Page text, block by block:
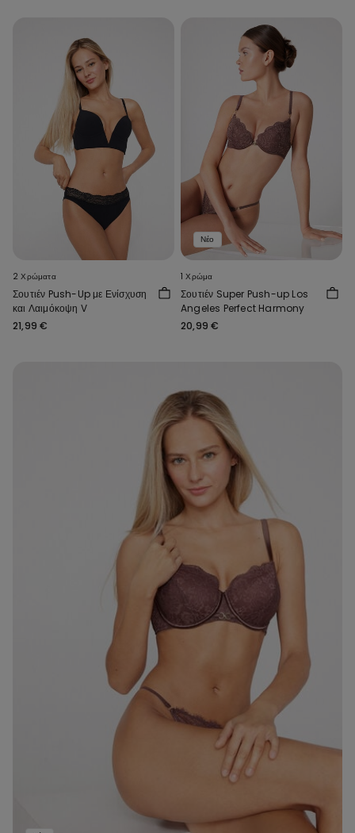
2 Χρώματα
Σουτιέν Push-Up με Ενίσχυση
και Λαιμόκοψη V
21,99 €
Νέο
1 Χρώμα
Σουτιέν Super Push-up Los
Angeles Perfect Harmony
20,99 €